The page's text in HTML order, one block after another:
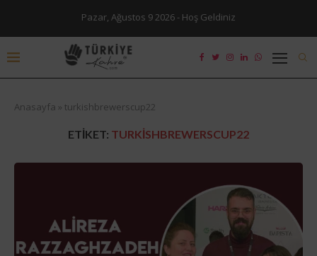
Pazar, Ağustos 9 2026 - Hoş Geldiniz
Anasayfa » turkishbrewerscup22
ETIKET: TURKISHBREWERSCUP22